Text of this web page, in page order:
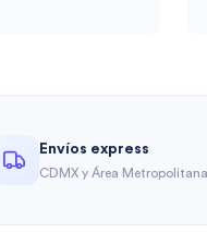
Envíos express
CDMX y Área Metropolitana